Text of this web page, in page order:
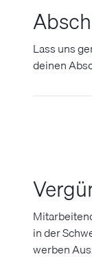
Lass uns
deinen
in der
werben